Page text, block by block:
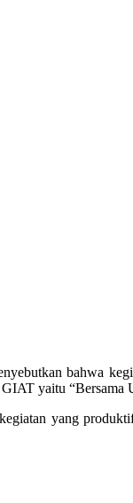
bahwa
yaitu “Bersama
yang